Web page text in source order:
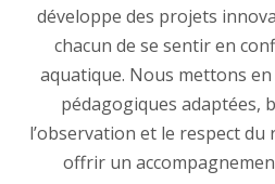
développe des projets
chacun de se sentir en
aquatique. Nous mettons
pédagogiques adaptées,
l’observation et le respect
offrir un